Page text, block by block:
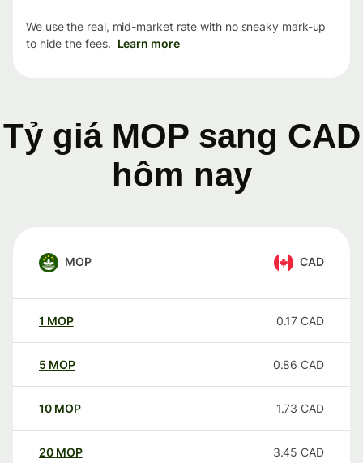
We use the real, mid-market rate with no sneaky mark-up
to hide the fees. Learn more
Tỷ giá MOP sang CAD
hôm nay
MOP CAD
1 MOP 0.17 CAD
5 MOP 0.86 CAD
10 MOP 1.73 CAD
20 MOP 3.45 CAD